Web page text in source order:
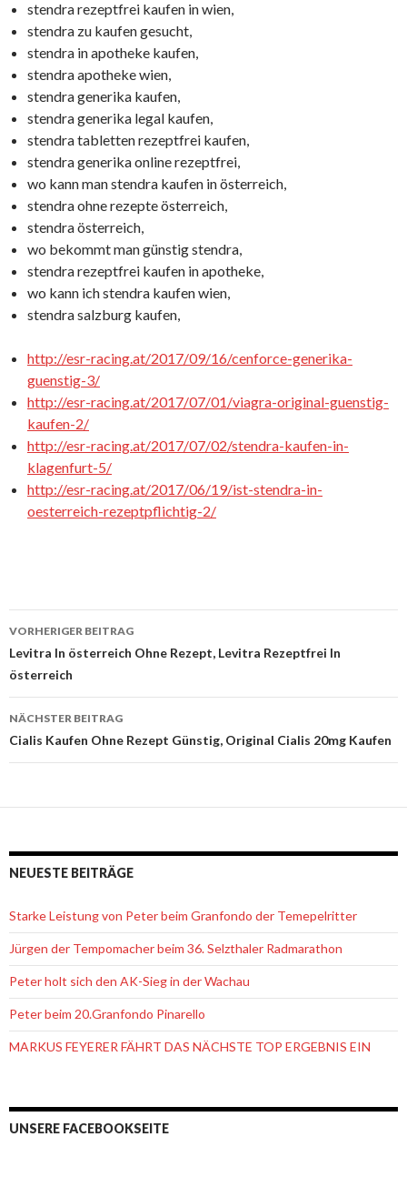
stendra rezeptfrei kaufen in wien,
stendra zu kaufen gesucht,
stendra in apotheke kaufen,
stendra apotheke wien,
stendra generika kaufen,
stendra generika legal kaufen,
stendra tabletten rezeptfrei kaufen,
stendra generika online rezeptfrei,
wo kann man stendra kaufen in österreich,
stendra ohne rezepte österreich,
stendra österreich,
wo bekommt man günstig stendra,
stendra rezeptfrei kaufen in apotheke,
wo kann ich stendra kaufen wien,
stendra salzburg kaufen,
http://esr-racing.at/2017/09/16/cenforce-generika-
guenstig-3/
http://esr-racing.at/2017/07/01/viagra-original-guenstig-
kaufen-2/
http://esr-racing.at/2017/07/02/stendra-kaufen-in-
klagenfurt-5/
http://esr-racing.at/2017/06/19/ist-stendra-in-
oesterreich-rezeptpflichtig-2/
Beitrags-
Navigation
VORHERIGER BEITRAG
Levitra In österreich Ohne Rezept, Levitra Rezeptfrei In
österreich
NÄCHSTER BEITRAG
Cialis Kaufen Ohne Rezept Günstig, Original Cialis 20mg Kaufen
NEUESTE BEITRÄGE
Starke Leistung von Peter beim Granfondo der Temepelritter
Jürgen der Tempomacher beim 36. Selzthaler Radmarathon
Peter holt sich den AK-Sieg in der Wachau
Peter beim 20.Granfondo Pinarello
MARKUS FEYERER FÄHRT DAS NÄCHSTE TOP ERGEBNIS EIN
UNSERE FACEBOOKSEITE